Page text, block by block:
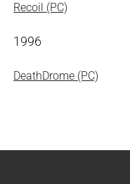
Recoil (PC)
1996
DeathDrome (PC)